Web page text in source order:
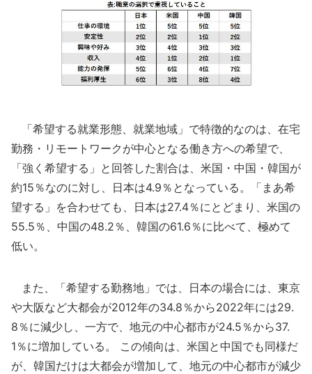
「希望する就業形態、就業地域」で特徴的なのは、在宅
勤務・リモートワークが中心となる働き方への希望で、
「強く希望する」と回答した割合は、米国・中国・韓国が
約15％なのに対し、日本は4.9％となっている。「まあ希
望する」を合わせても、日本は27.4％にとどまり、米国の
55.5％、中国の48.2％、韓国の61.6％に比べて、極めて
低い。
また、「希望する勤務地」では、日本の場合には、東京
や大阪など大都会が2012年の34.8％から2022年には29.
8％に減少し、一方で、地元の中心都市が24.5％から37.
1％に増加している。 この傾向は、米国と中国でも同様だ
が、韓国だけは大都会が増加して、地元の中心都市が減少